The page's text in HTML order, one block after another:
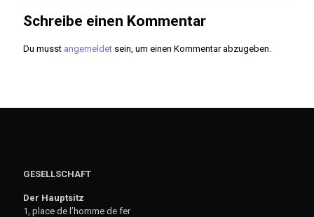
Schreibe einen Kommentar
Du musst angemeldet sein, um einen Kommentar abzugeben.
GESELLSCHAFT
Der Hauptsitz
1, place de l’homme de fer